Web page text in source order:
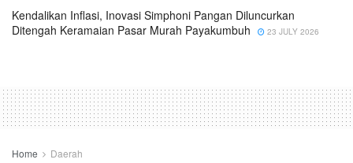
Kendalikan Inflasi, Inovasi Simphoni Pangan Diluncurkan
Ditengah Keramaian Pasar Murah Payakumbuh
23 JULY 2026
Home Daerah